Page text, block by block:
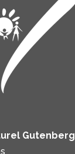
Gutenberg